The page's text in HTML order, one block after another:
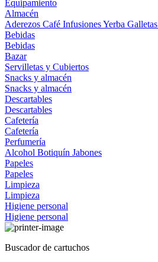
Equipamiento
Almacén
Aderezos Café InfusionesYerba Galletas
Bebidas
Bebidas
Bazar
Servilletas y Cubiertos
Snacks y almacén
Snacks y almacén
Descartables
Descartables
Cafetería
Cafetería
Perfumería
Alcohol Botiquín Jabones
Papeles
Papeles
Limpieza
Limpieza
Higiene personal
Higiene personal
Buscador de cartuchos